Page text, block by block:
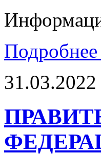
31.03.2022